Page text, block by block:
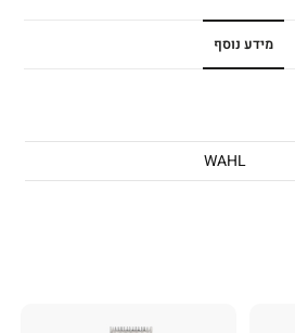
מידע נוסף
WAHL